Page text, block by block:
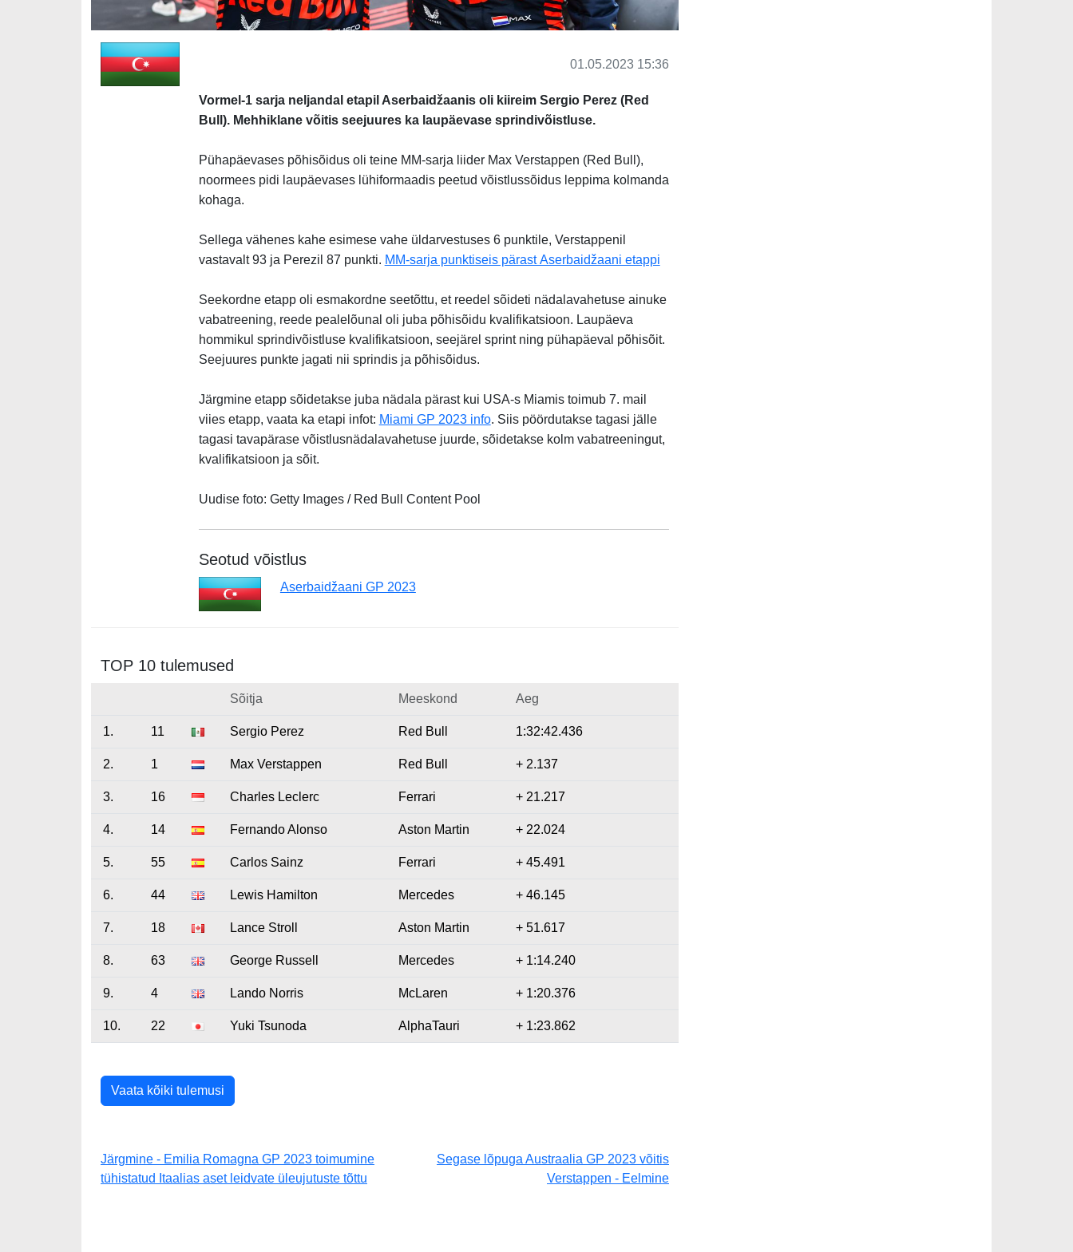
01.05.2023 15:36
Vormel-1 sarja neljandal etapil Aserbaidžaanis oli kiireim Sergio Perez (Red
Bull). Mehhiklane võitis seejuures ka laupäevase sprindivõistluse.
Pühapäevases põhisõidus oli teine MM-sarja liider Max Verstappen (Red Bull),
noormees pidi laupäevases lühiformaadis peetud võistlussõidus leppima kolmanda
kohaga.
Sellega vähenes kahe esimese vahe üldarvestuses 6 punktile, Verstappenil
vastavalt 93 ja Perezil 87 punkti. MM-sarja punktiseis pärast Aserbaidžaani etappi
Seekordne etapp oli esmakordne seetõttu, et reedel sõideti nädalavahetuse ainuke
vabatreening, reede pealelõunal oli juba põhisõidu kvalifikatsioon. Laupäeva
hommikul sprindivõistluse kvalifikatsioon, seejärel sprint ning pühapäeval põhisõit.
Seejuures punkte jagati nii sprindis ja põhisõidus.
Järgmine etapp sõidetakse juba nädala pärast kui USA-s Miamis toimub 7. mail
viies etapp, vaata ka etapi infot: Miami GP 2023 info. Siis pöördutakse tagasi jälle
tagasi tavapärase võistlusnädalavahetuse juurde, sõidetakse kolm vabatreeningut,
kvalifikatsioon ja sõit.
Uudise foto: Getty Images / Red Bull Content Pool
Seotud võistlus
Aserbaidžaani GP 2023
TOP 10 tulemused
Sõitja Meeskond Aeg
1. 11 Sergio Perez Red Bull 1:32:42.436
2. 1 Max Verstappen Red Bull + 2.137
3. 16 Charles Leclerc Ferrari + 21.217
4. 14 Fernando Alonso Aston Martin + 22.024
5. 55 Carlos Sainz Ferrari + 45.491
6. 44 Lewis Hamilton Mercedes + 46.145
7. 18 Lance Stroll Aston Martin + 51.617
8. 63 George Russell Mercedes + 1:14.240
9. 4 Lando Norris McLaren + 1:20.376
10. 22 Yuki Tsunoda AlphaTauri + 1:23.862
Vaata kõiki tulemusi
Järgmine - Emilia Romagna GP 2023 toimumine
tühistatud Itaalias aset leidvate üleujutuste tõttu
Segase lõpuga Austraalia GP 2023 võitis
Verstappen - Eelmine